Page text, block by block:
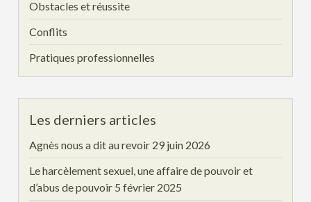
Obstacles et réussite
Conflits
Pratiques professionnelles
Les derniers articles
Agnès nous a dit au revoir 29 juin 2026
Le harcèlement sexuel, une affaire de pouvoir et
d’abus de pouvoir 5 février 2025